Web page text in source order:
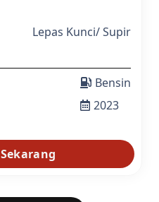
Lepas Kunci/Supir
Bensin
2023